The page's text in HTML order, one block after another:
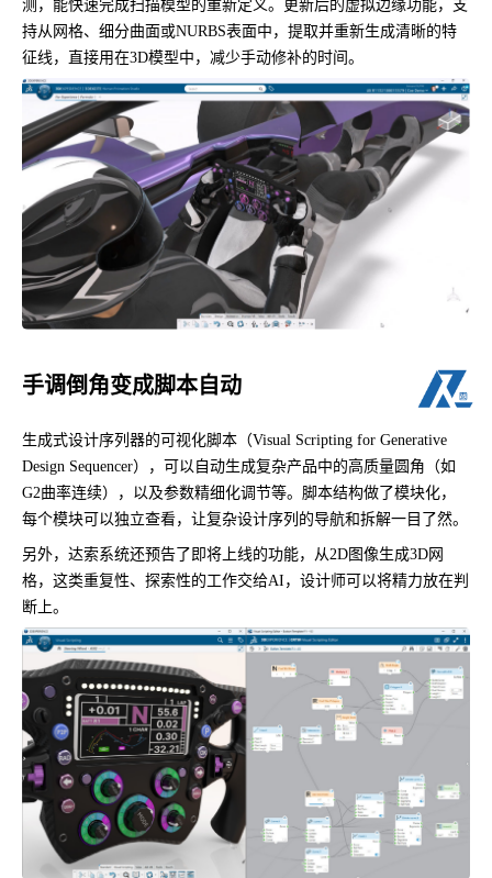
测，能快速完成扫描模型的重新定义。更新后的虚拟边缘功能，支
持从网格、细分曲面或NURBS表面中，提取并重新生成清晰的特
征线，直接用在3D模型中，减少手动修补的时间。
手调倒角变成脚本自动
生成式设计序列器的可视化脚本（Visual Scripting for Generative
Design Sequencer），可以自动生成复杂产品中的高质量圆角（如
G2曲率连续），以及参数精细化调节等。脚本结构做了模块化，
每个模块可以独立查看，让复杂设计序列的导航和拆解一目了然。
另外，达索系统还预告了即将上线的功能，从2D图像生成3D网
格，这类重复性、探索性的工作交给AI，设计师可以将精力放在判
断上。